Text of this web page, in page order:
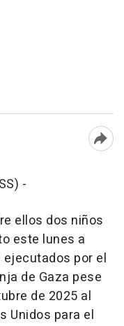
-
ellos dos niños
este lunes a
por el
de Gaza pese
de 2025 al
Unidos para el